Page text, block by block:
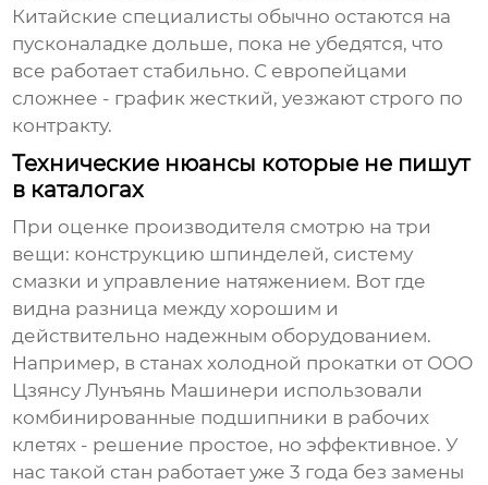
Китайские специалисты обычно остаются на
пусконаладке дольше, пока не убедятся, что
все работает стабильно. С европейцами
сложнее - график жесткий, уезжают строго по
контракту.
Технические нюансы которые не пишут
в каталогах
При оценке производителя смотрю на три
вещи: конструкцию шпинделей, систему
смазки и управление натяжением. Вот где
видна разница между хорошим и
действительно надежным оборудованием.
Например, в станах холодной прокатки от ООО
Цзянсу Лунъянь Машинери использовали
комбинированные подшипники в рабочих
клетях - решение простое, но эффективное. У
нас такой стан работает уже 3 года без замены